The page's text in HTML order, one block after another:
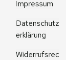
Impressum
Datenschutz
erklärung
Widerrufsrec